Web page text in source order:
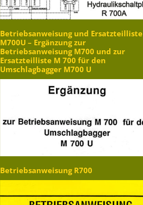
Betriebsanweisung und Ersatzteilliste
M700U – Ergänzung zur
Betriebsanweisung M700 und zur
Ersatzteilliste M 700 für den
Umschlagbagger M700 U
Betriebsanweisung R700